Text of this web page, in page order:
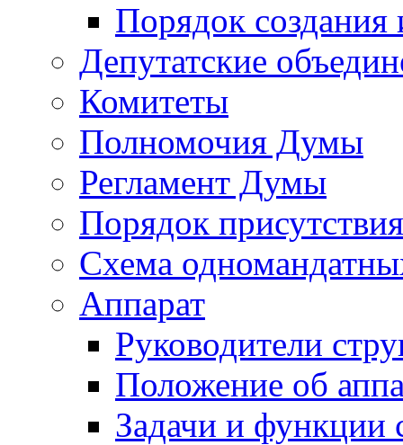
Порядок создания
Депутатские
Комитеты
Полномочия Думы
Регламент Думы
Порядок
Схема
Аппарат
Руководители
Положение об
Задачи и функции